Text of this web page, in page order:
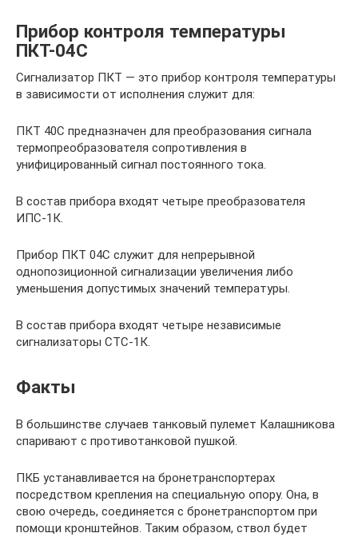
Прибор контроля температуры
ПКТ-04С
Сигнализатор ПКТ — это прибор контроля температуры
в зависимости от исполнения служит для:
ПКТ 40С предназначен для преобразования сигнала
термопреобразователя сопротивления в
унифицированный сигнал постоянного тока.
В состав прибора входят четыре преобразователя
ИПС-1К.
Прибор ПКТ 04С служит для непрерывной
однопозиционной сигнализации увеличения либо
уменьшения допустимых значений температуры.
В состав прибора входят четыре независимые
сигнализаторы СТС-1К.
Факты
В большинстве случаев танковый пулемет Калашникова
спаривают с противотанковой пушкой.
ПКБ устанавливается на бронетранспортерах
посредством крепления на специальную опору. Она, в
свою очередь, соединяется с бронетранспортом при
помощи кронштейнов. Таким образом, ствол будет